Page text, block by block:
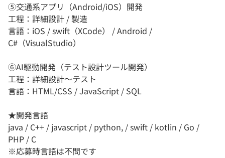
⑤交通系アプリ（Android/iOS）開発
工程：詳細設計 / 製造
言語：iOS / swift（XCode） / Android /
C#（VisualStudio）
⑥AI駆動開発（テスト設計ツール開発）
工程：詳細設計～テスト
言語：HTML/CSS / JavaScript / SQL
★開発言語
java / C++ / javascript / python, / swift / kotlin / Go /
PHP / C
※応募時言語は不問です